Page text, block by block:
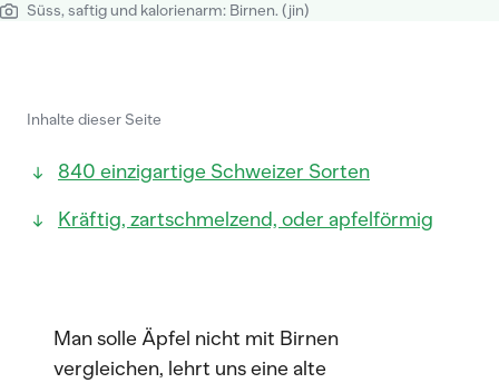
Süss, saftig und kalorienarm: Birnen. (jin)
Inhalte dieser Seite
840 einzigartige Schweizer Sorten
Kräftig, zartschmelzend, oder apfelförmig
Man solle Äpfel nicht mit Birnen
vergleichen, lehrt uns eine alte